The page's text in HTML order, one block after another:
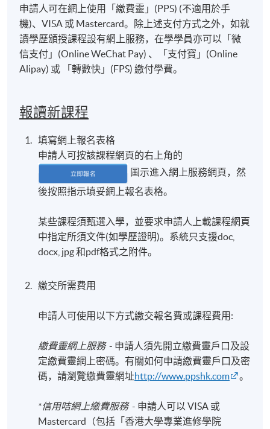
申請人可在網上使用「繳費靈」(PPS) (不適用於手
機)、VISA 或 Mastercard。除上述支付方式之外，如就
讀學歷頒授課程設有網上服務，在學學員亦可以「微
信支付」(Online WeChat Pay) 、「支付寶」(Online
Alipay) 或 「轉數快」(FPS) 繳付學費。
報讀新課程
填寫網上報名表格
申請人可按該課程網頁的右上角的
圖示進入網上服務網頁，然
後按照指示填妥網上報名表格。
某些課程須甄選入學，並要求申請人上載課程網頁
中指定所須文件(如學歷證明)。系統只支援doc,
docx, jpg 和pdf格式之附件。
繳交所需費用
申請人可使用以下方式繳交報名費或課程費用:
繳費靈網上服務- 申請人須先開立繳費靈戶口及設
定繳費靈網上密碼。有關如何申請繳費靈戶口及密
碼，請瀏覽繳費靈網址http://www.ppshk.com 。
*信用咭網上繳費服務- 申請人可以 VISA 或
Mastercard（包括「香港大學專業進修學院